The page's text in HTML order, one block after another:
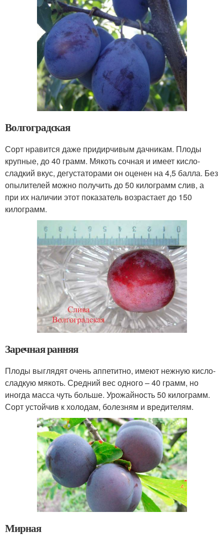
Волгоградская
Сорт нравится даже придирчивым дачникам. Плоды
крупные, до 40 грамм. Мякоть сочная и имеет кисло-
сладкий вкус, дегустаторами он оценен на 4,5 балла. Без
опылителей можно получить до 50 килограмм слив, а
при их наличии этот показатель возрастает до 150
килограмм.
Заречная ранняя
Плоды выглядят очень аппетитно, имеют нежную кисло-
сладкую мякоть. Средний вес одного – 40 грамм, но
иногда масса чуть больше. Урожайность 50 килограмм.
Сорт устойчив к холодам, болезням и вредителям.
Мирная